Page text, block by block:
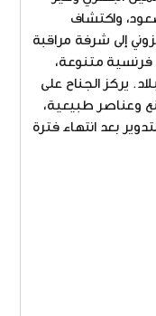
واكتشاف
إلى شرفة مراقبة
متنوعة،
يركز الجناح على
وعناصر طبيعية،
بعد انتهاء فترة